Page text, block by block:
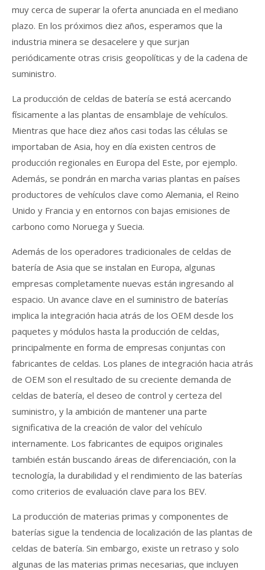
muy cerca de superar la oferta anunciada en el mediano
plazo. En los próximos diez años, esperamos que la
industria minera se desacelere y que surjan
periódicamente otras crisis geopolíticas y de la cadena de
suministro.
La producción de celdas de batería se está acercando
físicamente a las plantas de ensamblaje de vehículos.
Mientras que hace diez años casi todas las células se
importaban de Asia, hoy en día existen centros de
producción regionales en Europa del Este, por ejemplo.
Además, se pondrán en marcha varias plantas en países
productores de vehículos clave como Alemania, el Reino
Unido y Francia y en entornos con bajas emisiones de
carbono como Noruega y Suecia.
Además de los operadores tradicionales de celdas de
batería de Asia que se instalan en Europa, algunas
empresas completamente nuevas están ingresando al
espacio. Un avance clave en el suministro de baterías
implica la integración hacia atrás de los OEM desde los
paquetes y módulos hasta la producción de celdas,
principalmente en forma de empresas conjuntas con
fabricantes de celdas. Los planes de integración hacia atrás
de OEM son el resultado de su creciente demanda de
celdas de batería, el deseo de control y certeza del
suministro, y la ambición de mantener una parte
significativa de la creación de valor del vehículo
internamente. Los fabricantes de equipos originales
también están buscando áreas de diferenciación, con la
tecnología, la durabilidad y el rendimiento de las baterías
como criterios de evaluación clave para los BEV.
La producción de materias primas y componentes de
baterías sigue la tendencia de localización de las plantas de
celdas de batería. Sin embargo, existe un retraso y solo
algunas de las materias primas necesarias, que incluyen